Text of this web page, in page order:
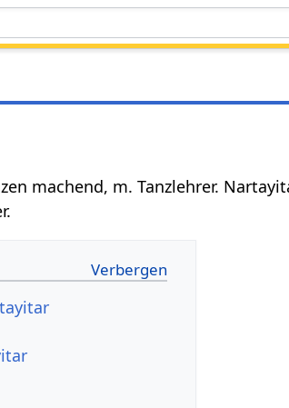
machend, m. Tanzlehrer.